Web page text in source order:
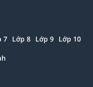
7 Lớp 8 Lớp 9 Lớp 10